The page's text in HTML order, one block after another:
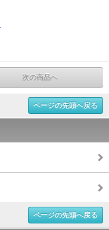
次の商品へ
ページの先頭へ戻る
ページの先頭へ戻る